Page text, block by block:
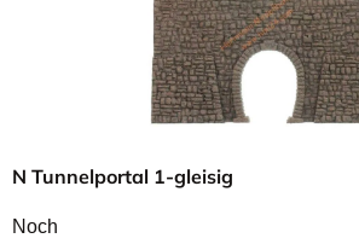
N Tunnelportal 1-gleisig
Noch